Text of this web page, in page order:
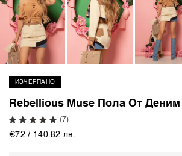
ИЗЧЕРПАНО
Rebellious Muse Пола От Деним
(7)
€72 / 140.82 лв.